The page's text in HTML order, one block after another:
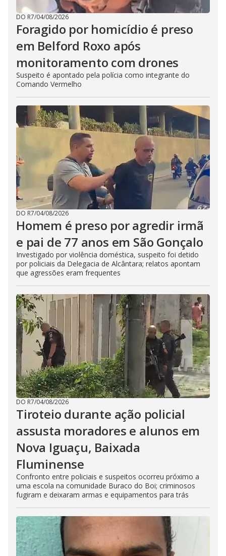
DO R7/04/08/2026
Foragido por homicídio é preso
em Belford Roxo após
monitoramento com drones
Suspeito é apontado pela polícia como integrante do
Comando Vermelho
DO R7/04/08/2026
Homem é preso por agredir irmã
e pai de 77 anos em São Gonçalo
Investigado por violência doméstica, suspeito foi detido
por policiais da Delegacia de Alcântara; relatos apontam
que agressões eram frequentes
DO R7/04/08/2026
Tiroteio durante ação policial
assusta moradores e alunos em
Nova Iguaçu, Baixada
Fluminense
Confronto entre policiais e suspeitos ocorreu próximo a
uma escola na comunidade Buraco do Boi; criminosos
fugiram e deixaram armas e equipamentos para trás